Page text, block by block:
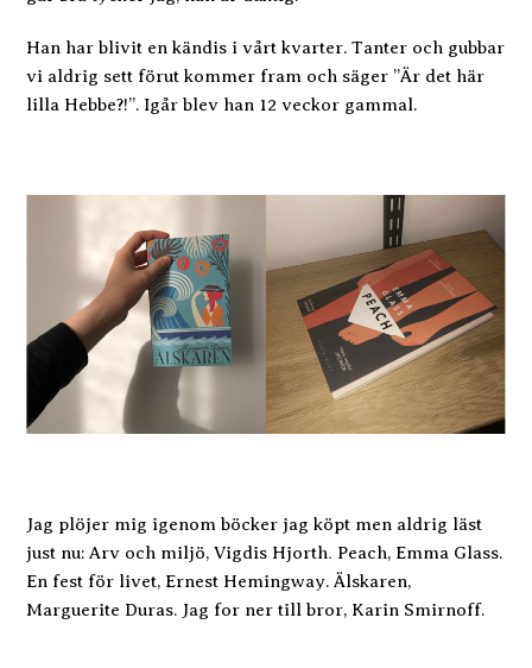
Han har blivit en kändis i vårt kvarter. Tanter och gubbar
vi aldrig sett förut kommer fram och säger ”Är det här
lilla Hebbe?!”. Igår blev han 12 veckor gammal.
Jag plöjer mig igenom böcker jag köpt men aldrig läst
just nu: Arv och miljö, Vigdis Hjorth. Peach, Emma Glass.
En fest för livet, Ernest Hemingway. Älskaren,
Marguerite Duras. Jag for ner till bror, Karin Smirnoff.